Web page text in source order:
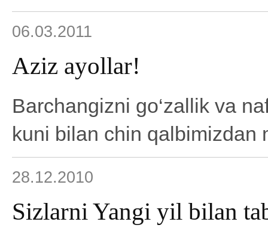
06.03.2011
Aziz ayollar!
Barchangizni go‘zallik va
kuni bilan chin qalbimizdan
28.12.2010
Sizlarni Yangi yil bilan